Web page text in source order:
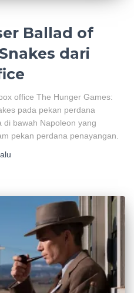
Ballad of
dari
office The Hunger Games:
pada pekan perdana
di bawah Napoleon yang
pekan perdana penayangan.